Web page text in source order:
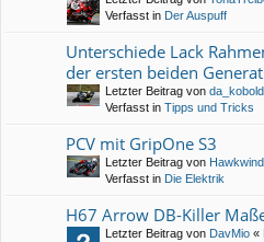
Verfasst in Der Auspuff
Unterschiede Lack
der ersten beiden
Letzter Beitrag von da_kobold
Verfasst in Tipps und Tricks
PCV mit GripOne S3
Letzter Beitrag von Hawkwind
Verfasst in Die Elektrik
H67 Arrow DB-Killer
Letzter Beitrag von DavMio «